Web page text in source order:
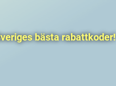
bästa rabattkoder!